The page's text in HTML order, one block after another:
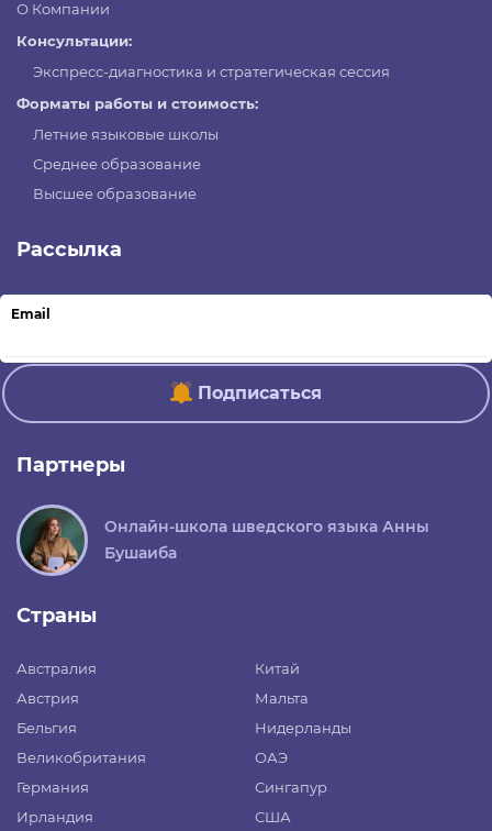
О Компании
Консультации:
Экспресс-диагностика и стратегическая сессия
Форматы работы и стоимость:
Летние языковые школы
Среднее образование
Высшее образование
Рассылка
Email
Подписаться
Партнеры
Онлайн-школа шведского языка Анны
Бушаиба
Страны
Австралия
Австрия
Бельгия
Великобритания
Германия
Ирландия
Китай
Мальта
Нидерланды
ОАЭ
Сингапур
США